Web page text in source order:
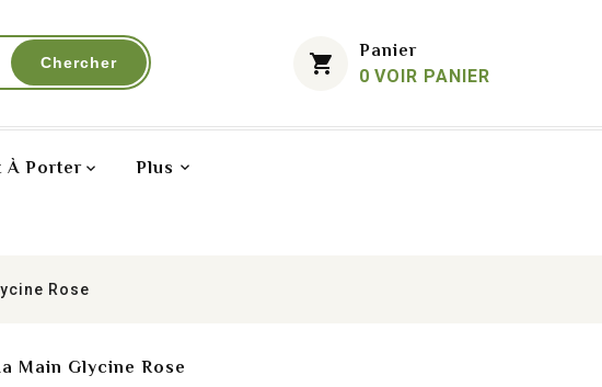
Chercher shopping_cart Panier
0 VOIR PANIER
À Porter Plus
Rose
Main Glycine Rose